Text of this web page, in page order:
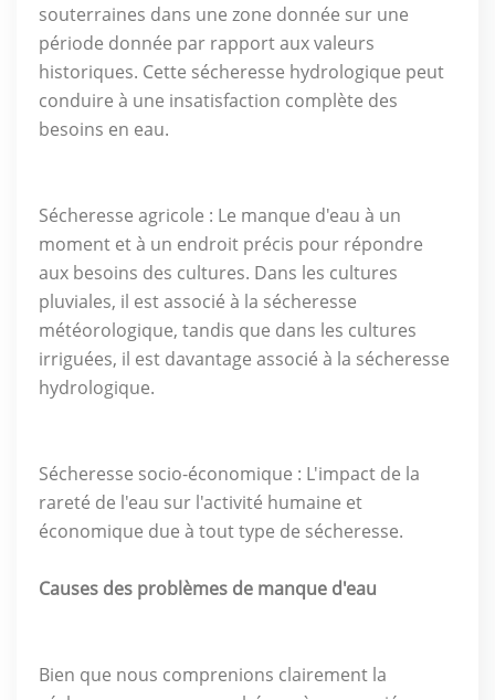
souterraines dans une zone donnée sur une
période donnée par rapport aux valeurs
historiques. Cette sécheresse hydrologique peut
conduire à une insatisfaction complète des
besoins en eau.
Sécheresse agricole : Le manque d'eau à un
moment et à un endroit précis pour répondre
aux besoins des cultures. Dans les cultures
pluviales, il est associé à la sécheresse
météorologique, tandis que dans les cultures
irriguées, il est davantage associé à la sécheresse
hydrologique.
Sécheresse socio-économique : L'impact de la
rareté de l'eau sur l'activité humaine et
économique due à tout type de sécheresse.
Causes des problèmes de manque d'eau
Bien que nous comprenions clairement la